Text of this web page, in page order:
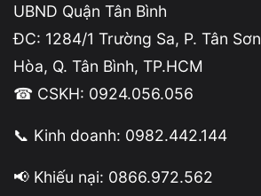
UBND Quận Tân Bình
ĐC: 1284/1 Trường Sa, P. Tân Sơn
Hòa, Q. Tân Bình, TP.HCM
☎ CSKH: 0924.056.056
📞 Kinh doanh: 0982.442.144
📢 Khiếu nại: 0866.972.562